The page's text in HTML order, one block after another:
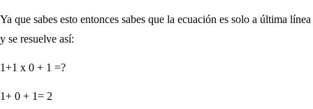
Ya que sabes esto entonces sabes que la ecuación es solo a última línea
y se resuelve así:
1+1 x 0 + 1 =?
1+ 0 + 1= 2